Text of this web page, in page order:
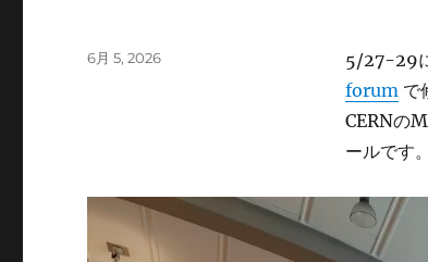
5/27-29
forumで
CERNの
ールです。
投
6月 5, 2026